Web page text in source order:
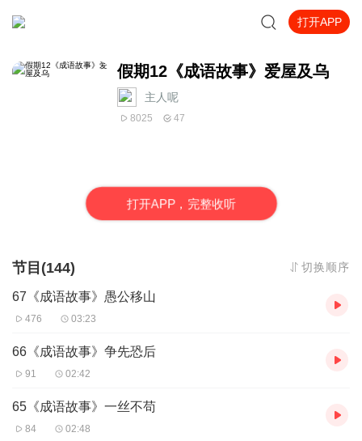
打开APP
假期12《成语故事》爱屋及乌
主人呢
8025 47
打开APP，完整收听
节目(144) 切换顺序
67《成语故事》愚公移山
476 03:23
66《成语故事》争先恐后
91 02:42
65《成语故事》一丝不苟
84 02:48